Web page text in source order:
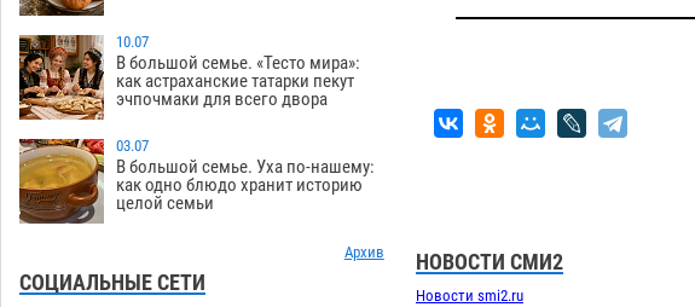
19:36
Завтра астраханская жара вновь
приблизится к 40-градусному пределу
06.08 439
18:57
В Астрахани впервые открыли смену
18:23
В пятницу без электричества окажутся
Астрахань, Ахтубинск и 6 поселений
17:40
В астраханском поселке ведутся
10.07
В большой семье. «Тесто мира»:
как астраханские татарки пекут
эчпочмаки для всего двора
03.07
В большой семье. Уха по-нашему:
как одно блюдо хранит историю
целой семьи
Архив
СОЦИАЛЬНЫЕ СЕТИ
НОВОСТИ СМИ2
Новости smi2.ru